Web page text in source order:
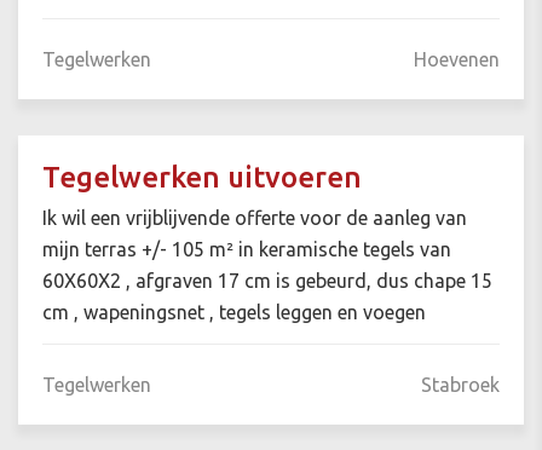
Tegelwerken Hoevenen
Tegelwerken uitvoeren
Ik wil een vrijblijvende offerte voor de aanleg van
mijn terras +/- 105 m² in keramische tegels van
60X60X2 , afgraven 17 cm is gebeurd, dus chape 15
cm , wapeningsnet , tegels leggen en voegen
Tegelwerken Stabroek